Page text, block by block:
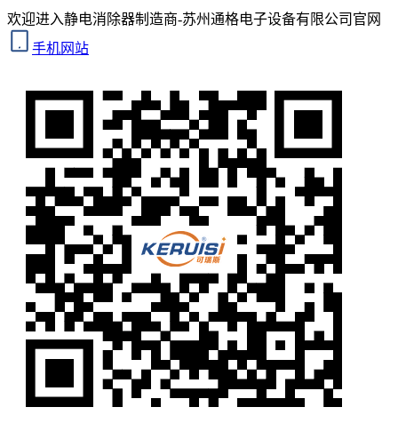
欢迎进入静电消除器制造商-苏州通格电子设备有限公司官网
手机网站